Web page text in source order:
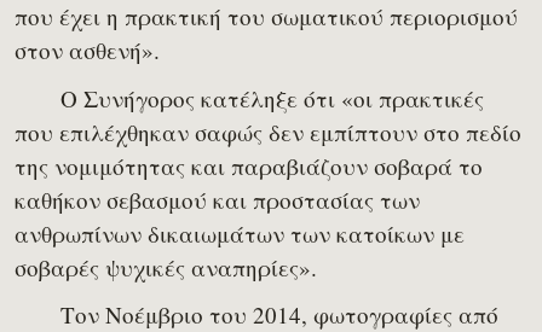
που έχει η πρακτική του σωματικού περιορισμού
στον ασθενή».
Ο Συνήγορος κατέληξε ότι «οι πρακτικές
που επιλέχθηκαν σαφώς δεν εμπίπτουν στο πεδίο
της νομιμότητας και παραβιάζουν σοβαρά το
καθήκον σεβασμού και προστασίας των
ανθρωπίνων δικαιωμάτων των κατοίκων με
σοβαρές ψυχικές αναπηρίες».
Τον Νοέμβριο του 2014, φωτογραφίες από